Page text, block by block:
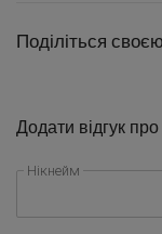
Поділіться
Додати відгук
Нікнейм